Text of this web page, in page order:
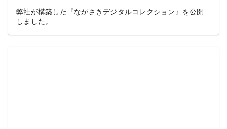
弊社が構築した『ながさきデジタルコレクション』を公開
しました。